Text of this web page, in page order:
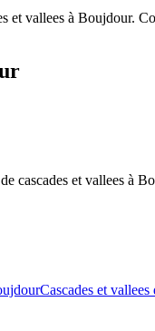
et vallees à Boujdour.
cascades et vallees à
Cascades et vallees